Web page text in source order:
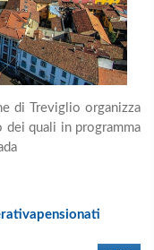
di Treviglio organizza
quali in programma